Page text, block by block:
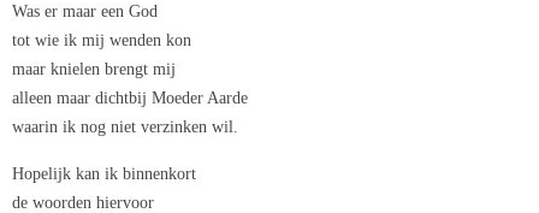
Was er maar een God
tot wie ik mij wenden kon
maar knielen brengt mij
alleen maar dichtbij Moeder Aarde
waarin ik nog niet verzinken wil.
Hopelijk kan ik binnenkort
de woorden hiervoor